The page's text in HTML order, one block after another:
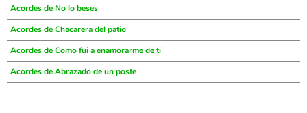
Acordes de No lo beses
Acordes de Chacarera del patio
Acordes de Como fui a enamorarme de ti
Acordes de Abrazado de un poste